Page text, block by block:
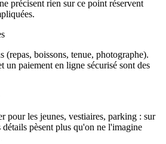
précisent rien sur ce point réservent
(repas, boissons, tenue, photographe).
un paiement en ligne sécurisé sont des
pour les jeunes, vestiaires, parking : sur
pèsent plus qu'on ne l'imagine